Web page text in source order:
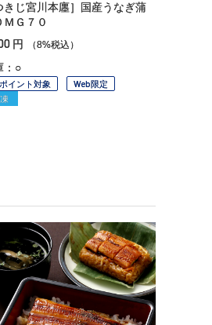
きじ宮川本廛］国産うなぎ蒲
ＭＧ７０
円 （8%税込）
：○
イント対象
Web限定